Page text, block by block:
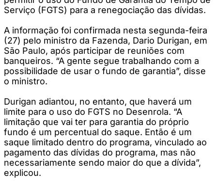
Serviço (FGTS) para a renegociação das dívidas.
A informação foi confirmada nesta segunda-feira
(27) pelo ministro da Fazenda, Dario Durigan, em
São Paulo, após participar de reuniões com
banqueiros. “A gente segue trabalhando com a
possibilidade de usar o fundo de garantia”, disse
o ministro.
Durigan adiantou, no entanto, que haverá um
limite para o uso do FGTS no Desenrola. “A
limitação que vai ter para garantia do próprio
fundo é um percentual do saque. Então é um
saque limitado dentro do programa, vinculado ao
pagamento das dívidas do programa, mas não
necessariamente sendo maior do que a dívida”,
explicou.